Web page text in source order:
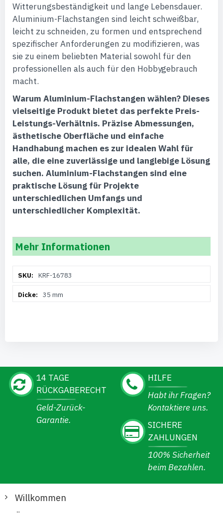
Witterungsbeständigkeit und lange Lebensdauer.
Aluminium-Flachstangen sind leicht schweißbar,
leicht zu schneiden, zu formen und entsprechend
spezifischer Anforderungen zu modifizieren, was
sie zu einem beliebten Material sowohl für den
professionellen als auch für den Hobbygebrauch
macht.
Warum Aluminium-Flachstangen wählen? Dieses
vielseitige Produkt bietet das perfekte Preis-
Leistungs-Verhältnis. Präzise Abmessungen,
ästhetische Oberfläche und einfache
Handhabung machen es zur idealen Wahl für
alle, die eine zuverlässige und langlebige Lösung
suchen. Aluminium-Flachstangen sind eine
praktische Lösung für Projekte
unterschiedlichen Umfangs und
unterschiedlicher Komplexität.
Mehr Informationen
InformationenKRF-16783
35 mm
14 TAGE
RÜCKGABERECHT
Geld-Zurück-
Garantie.
HILFE
Habt ihr Fragen?
Kontaktiere uns.
SICHERE
ZAHLUNGEN
100% Sicherheit
beim Bezahlen.
Willkommen